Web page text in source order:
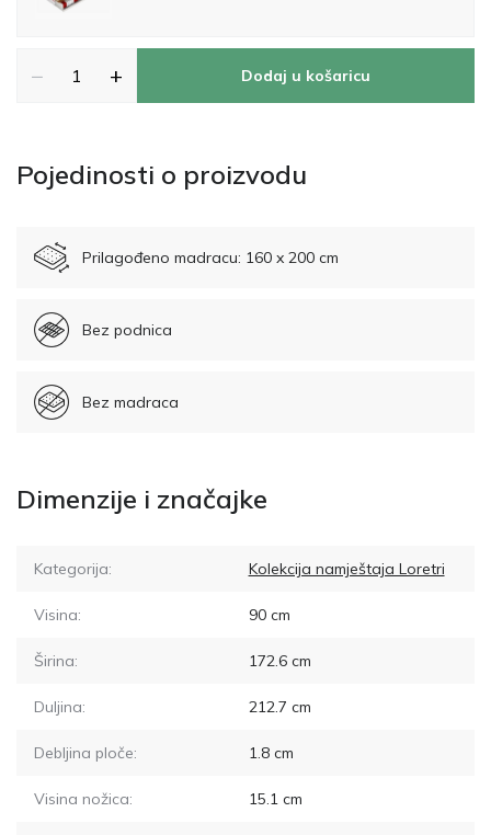
− + Dodaj u košaricu
Pojedinosti o proizvodu
Prilagođeno madracu: 160 x 200 cm
Bez podnica
Bez madraca
Dimenzije i značajke
Kategorija: Kolekcija namještaja Loretri
Visina: 90cm
Širina: 172.6cm
Duljina: 212.7 cm
Debljina ploče: 1.8cm
Visina nožica: 15.1cm